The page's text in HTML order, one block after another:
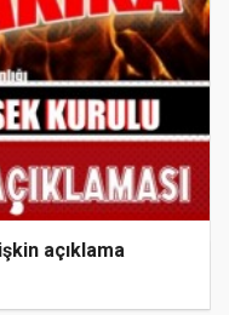
açıklama